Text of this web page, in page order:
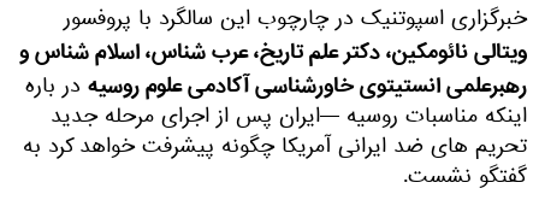
خبرگزاری اسپوتنیک در چارچوب این سالگرد با پروفسور
ویتالی نائومکین، دکتر علم تاریخ، عرب شناس، اسلام شناس و
رهبرعلمی انستیتوی خاورشناسی آکادمی علوم روسیه در باره
اینکه مناسبات روسیه —ایران پس از اجرای مرحله جدید
تحریم های ضد ایرانی آمریکا چگونه پیشرفت خواهد کرد به
گفتگو نشست.